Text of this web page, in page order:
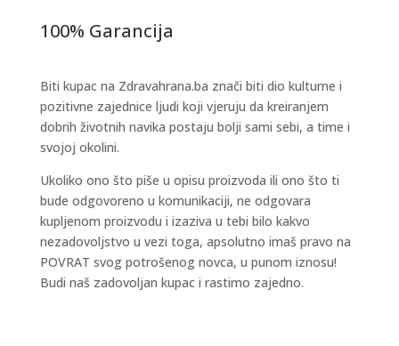
100% Garancija
Biti kupac na Zdravahrana.ba znači biti dio kulturne i
pozitivne zajednice ljudi koji vjeruju da kreiranjem
dobrih životnih navika postaju bolji sami sebi, a time i
svojoj okolini.
Ukoliko ono što piše u opisu proizvoda ili ono što ti
bude odgovoreno u komunikaciji, ne odgovara
kupljenom proizvodu i izaziva u tebi bilo kakvo
nezadovoljstvo u vezi toga, apsolutno imaš pravo na
POVRAT svog potrošenog novca, u punom iznosu!
Budi naš zadovoljan kupac i rastimo zajedno.